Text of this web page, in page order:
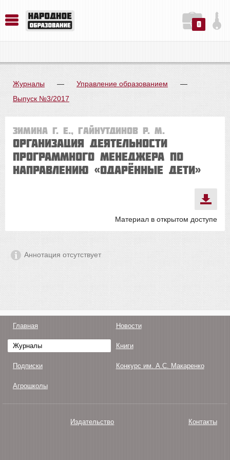
0
Журналы — Управление образованием
—
Выпуск №3/2017
Зимина Г. Е., Гайнутдинов Р. М.
Организация деятельности
программного менеджера по
направлению «Одарённые дети»
Материал в открытом доступе
Аннотация отсутствует
Главная Новости
Журналы Книги
Подписки Конкурс им. А.С. Макаренко
Агрошколы
Издательство Контакты